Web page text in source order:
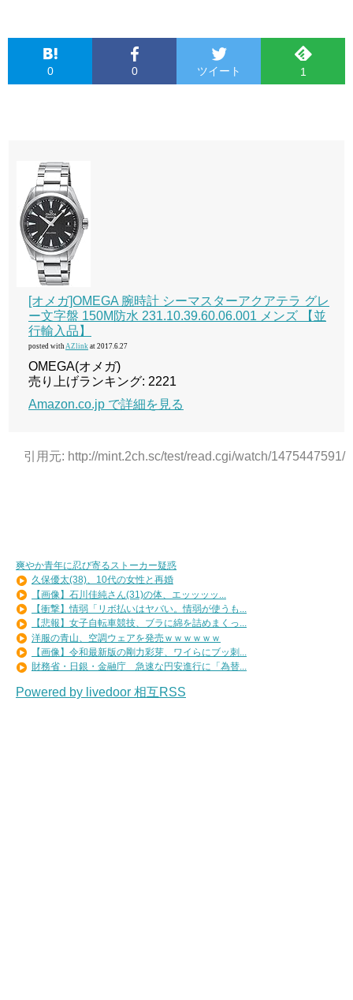
0 0 ツイート 1
[オメガ]OMEGA 腕時計 シーマスターアクアテラ グレ
ー文字盤 150M防水 231.10.39.60.06.001 メンズ 【並
行輸入品】
posted withAZlink at 2017.6.27
OMEGA(オメガ)
売り上げランキング: 2221
Amazon.co.jp で詳細を見る
引用元: http://mint.2ch.sc/test/read.cgi/watch/1475447591/
爽やか青年に忍び寄るストーカー疑惑
久保優太(38)、10代の女性と再婚
【画像】石川佳純さん(31)の体、エッッッッ...
【衝撃】情弱「リボ払いはヤバい。情弱が使うも...
【悲報】女子自転車競技、ブラに綿を詰めまくっ...
洋服の青山、空調ウェアを発売ｗｗｗｗｗｗ
【画像】令和最新版の剛力彩芽、ワイらにブッ刺...
財務省・日銀・金融庁 急速な円安進行に「為替...
Powered by livedoor 相互RSS